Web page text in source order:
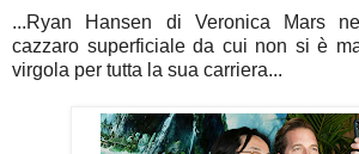
...Ryan Hansen di Veronica Mars
cazzaro superficiale da cui non si è
virgola per tutta la sua carriera...